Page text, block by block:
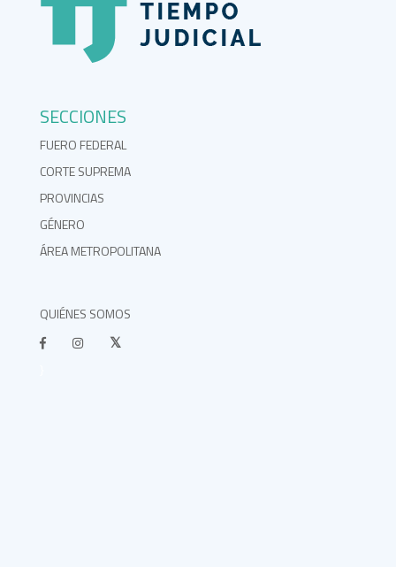
SECCIONES
FUERO FEDERAL
CORTE SUPREMA
PROVINCIAS
GÉNERO
ÁREA METROPOLITANA
QUIÉNES SOMOS